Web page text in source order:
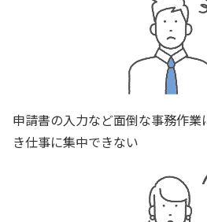
申請書の入力など面倒な事務作業
き仕事に集中できない